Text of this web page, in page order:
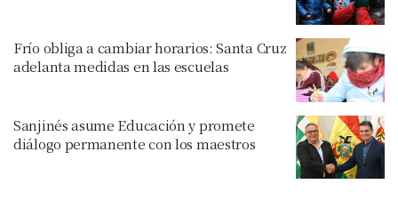
Frío obliga a cambiar horarios: Santa Cruz
adelanta medidas en las escuelas
Sanjinés asume Educación y promete
diálogo permanente con los maestros